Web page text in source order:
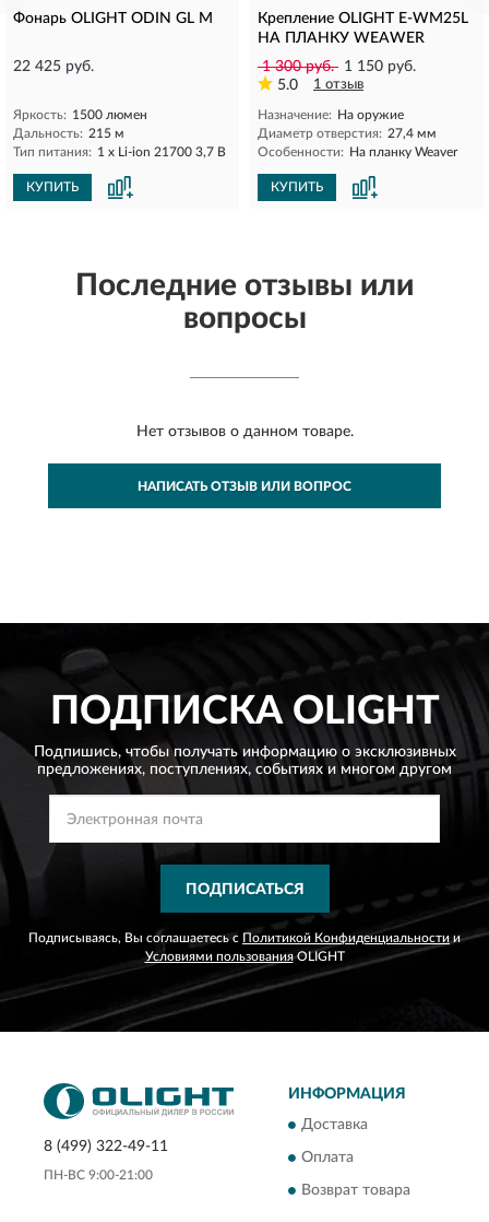
Фонарь OLIGHT ODIN GL M
22 425 руб.
Яркость: 1500 люмен
Дальность: 215 м
Тип питания: 1 x Li-ion 21700 3,7 В
КУПИТЬ
Крепление OLIGHT E-WM25L
НА ПЛАНКУ WEAWER
1 300 руб. 1 150 руб.
5.0
1 отзыв
Назначение: На оружие
Диаметр отверстия: 27,4 мм
Особенности: На планку Weaver
КУПИТЬ
Последние отзывы или
вопросы
Нет отзывов о данном товаре.
НАПИСАТЬ ОТЗЫВ ИЛИ ВОПРОС
ПОДПИСКАOLIGHT
Подпишись, чтобы получать информацию о эксклюзивных
предложениях, поступлениях, событиях и многом другом
ПОДПИСАТЬСЯ
Подписываясь, Вы соглашаетесь с Политикой Конфиденциальности и
Условиями пользованияOLIGHT
8 (499) 322-49-11
ПН-ВС 9:00-21:00
ИНФОРМАЦИЯ
Доставка
Оплата
Возврат товара